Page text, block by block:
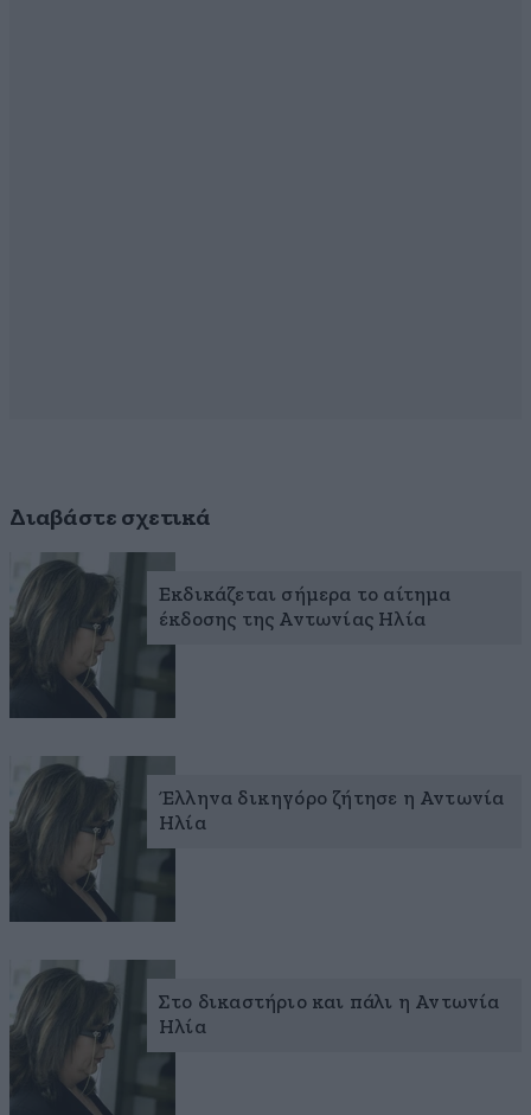
Διαβάστε σχετικά
Εκδικάζεται σήμερα το αίτημα
έκδοσης της Αντωνίας Ηλία
Έλληνα δικηγόρο ζήτησε η Αντωνία
Ηλία
Στο δικαστήριο και πάλι η Αντωνία
Ηλία